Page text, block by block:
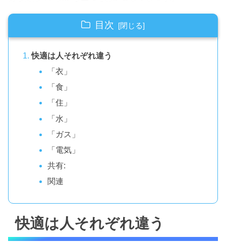
目次
快適は人それぞれ違う
「衣」
「食」
「住」
「水」
「ガス」
「電気」
共有:
関連
快適は人それぞれ違う